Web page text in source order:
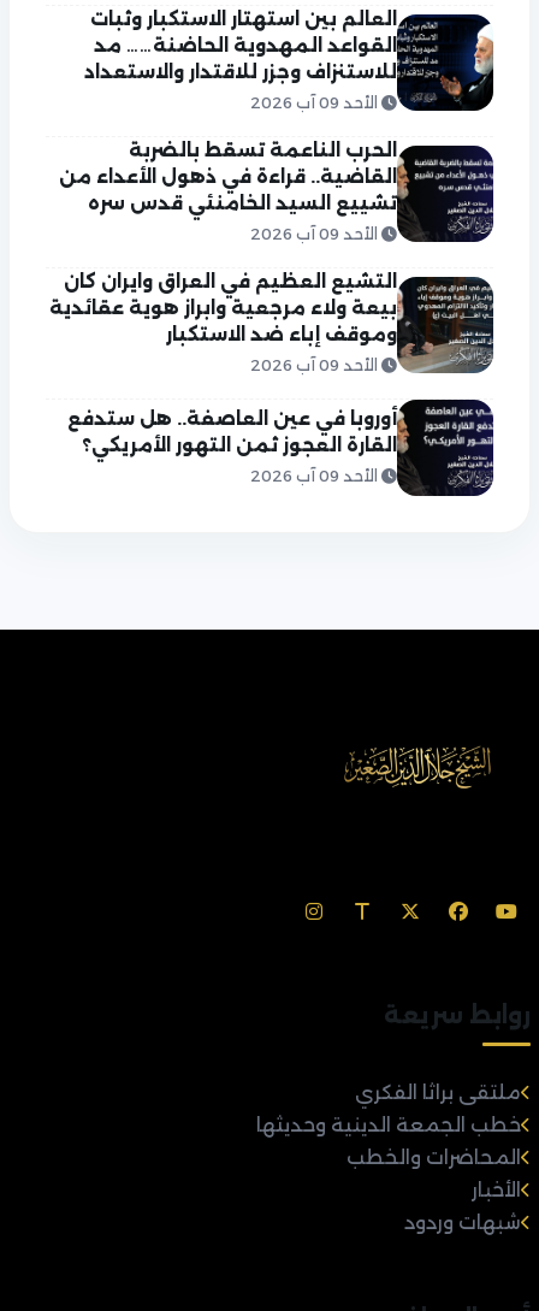
العالم بين استهتار الاستكبار وثبات
القواعد المهدوية الحاضنة…… مد
للاستنزاف وجزر للاقتدار والاستعداد
الأحد 09 آب 2026
الحرب الناعمة تسقط بالضربة
القاضية.. قراءة في ذهول الأعداء من
تشييع السيد الخامنئي قدس سره
الأحد 09 آب 2026
التشيع العظيم في العراق وايران كان
بيعة ولاء مرجعية وابراز هوية عقائدية
وموقف إباء ضد الاستكبار
الأحد 09 آب 2026
أوروبا في عين العاصفة.. هل ستدفع
القارة العجوز ثمن التهور الأمريكي؟
الأحد 09 آب 2026
روابط سريعة
ملتقى براثا الفكري
خطب الجمعة الدينية وحديثها
المحاضرات والخطب
الأخبار
شبهات وردود